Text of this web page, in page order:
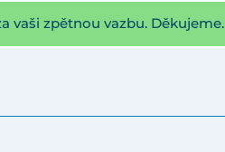
vaši zpětnou vazbu. Děkujeme.